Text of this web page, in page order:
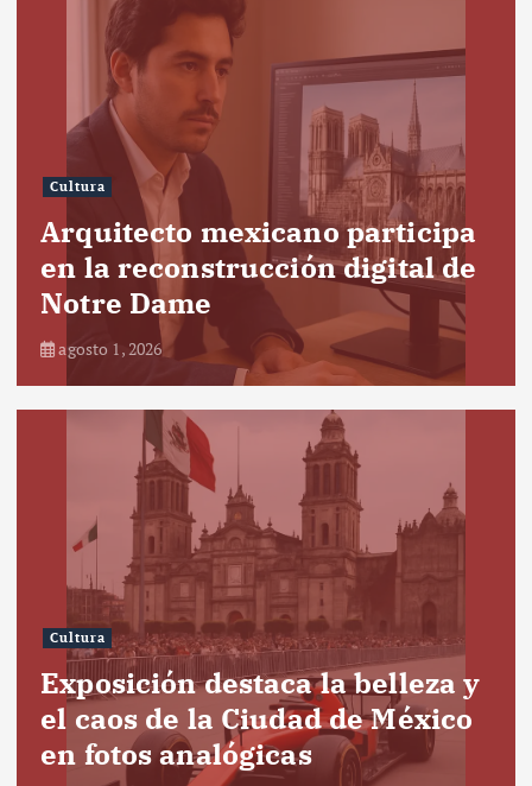
Cultura
Arquitecto mexicano participa
en la reconstrucción digital de
Notre Dame
agosto 1, 2026
Cultura
Exposición destaca la belleza y
el caos de la Ciudad de México
en fotos analógicas